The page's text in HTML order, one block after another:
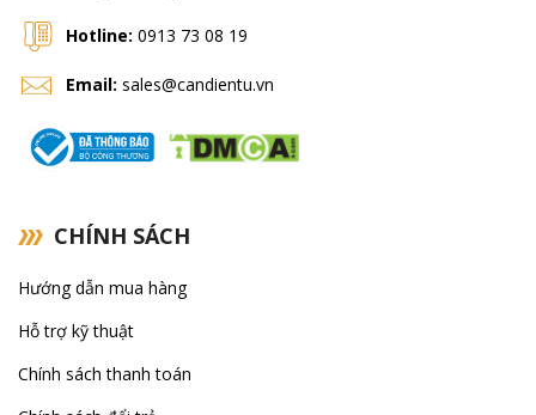
Hotline: 0913 73 08 19
Email: sales@candientu.vn
CHÍNH SÁCH
Hướng dẫn mua hàng
Hỗ trợ kỹ thuật
Chính sách thanh toán